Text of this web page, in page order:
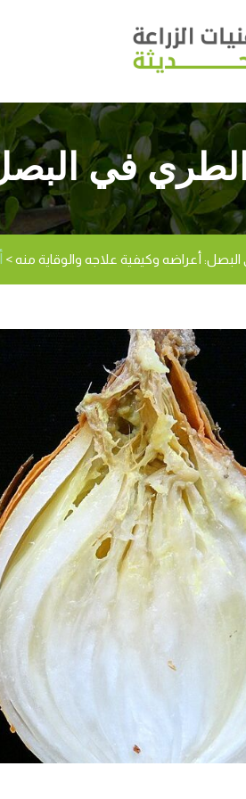
في
أعراضه وكيفية علاجه والوقاية منه>